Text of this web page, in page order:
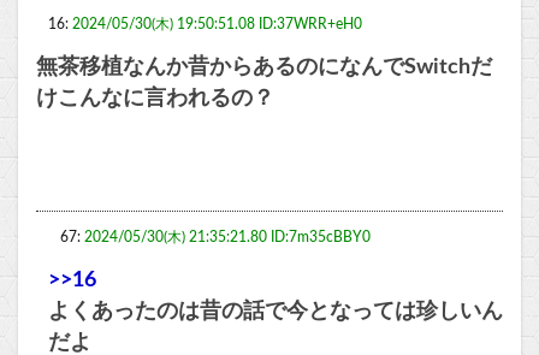
16: 2024/05/30(木) 19:50:51.08 ID:37WRR+eH0
無茶移植なんか昔からあるのになんでSwitchだ
けこんなに言われるの？
67: 2024/05/30(木) 21:35:21.80 ID:7m35cBBY0
>>16
よくあったのは昔の話で今となっては珍しいん
だよ